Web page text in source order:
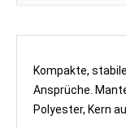
Kompakte,
Ansprüche.
Polyester, Kern